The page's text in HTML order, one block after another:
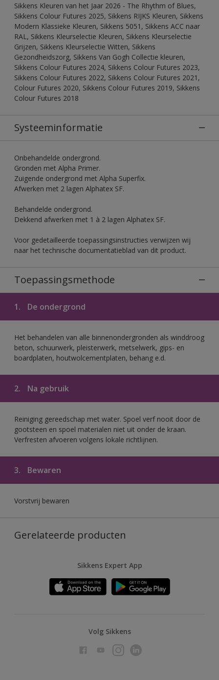
Sikkens Kleuren van het Jaar 2026 - The Rhythm of Blues,
Sikkens Colour Futures 2025, Sikkens RIJKS Kleuren, Sikkens
Modern Klassieke Kleuren, Sikkens 5051, Sikkens ACC naar
RAL, Sikkens Kleurselectie Kleuren, Sikkens Kleurselectie
Grijzen, Sikkens Kleurselectie Witten, Sikkens
Gezondheidszorg, Sikkens Van Gogh Collectie kleuren,
Sikkens Colour Futures 2024, Sikkens Colour Futures 2023,
Sikkens Colour Futures 2022, Sikkens Colour Futures 2021,
Colour Futures 2020, Sikkens Colour Futures 2019, Sikkens
Colour Futures 2018
Systeeminformatie
Onbehandelde ondergrond.
Gronden met Alpha Primer.
Zuigende ondergrond met Alpha Superfix.
Afwerken met 2 lagen Alphatex SF.
Behandelde ondergrond.
Dekkend afwerken met 1 à 2 lagen Alphatex SF.
Voor gedetailleerde toepassingsinstructies verwijzen wij
naar het technische documentatieblad van dit product.
Toepassingsmethode
1. De ondergrond
Het behandelen van alle binnenondergronden als winddroog
beton, schuurwerk, pleisterwerk, metselwerk, gips- en
boardplaten, houtwolcementplaten, behang e.d.
2. Na gebruik
Reiniging gereedschap met water. Spoel verf nooit door de
gootsteen en spoel materialen niet uit onder de kraan.
Verfresten afvoeren volgens lokale richtlijnen.
3. Bewaren
Vorstvrij bewaren
Gerelateerde producten
Sikkens Expert App
Volg Sikkens